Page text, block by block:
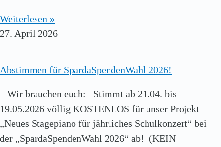
Weiterlesen »
27. April 2026
Abstimmen für SpardaSpendenWahl 2026!
Wir brauchen euch: Stimmt ab 21.04. bis
19.05.2026 völlig KOSTENLOS für unser Projekt
„Neues Stagepiano für jährliches Schulkonzert“ bei
der „SpardaSpendenWahl 2026“ ab! (KEIN